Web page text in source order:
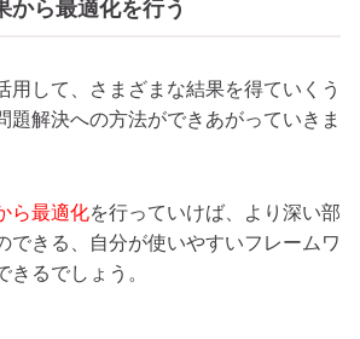
から最適化を行う
用して、さまざまな結果を得ていくう
題解決への方法ができあがっていきま
ら最適化を行っていけば、より深い部
できる、自分が使いやすいフレームワ
きるでしょう。